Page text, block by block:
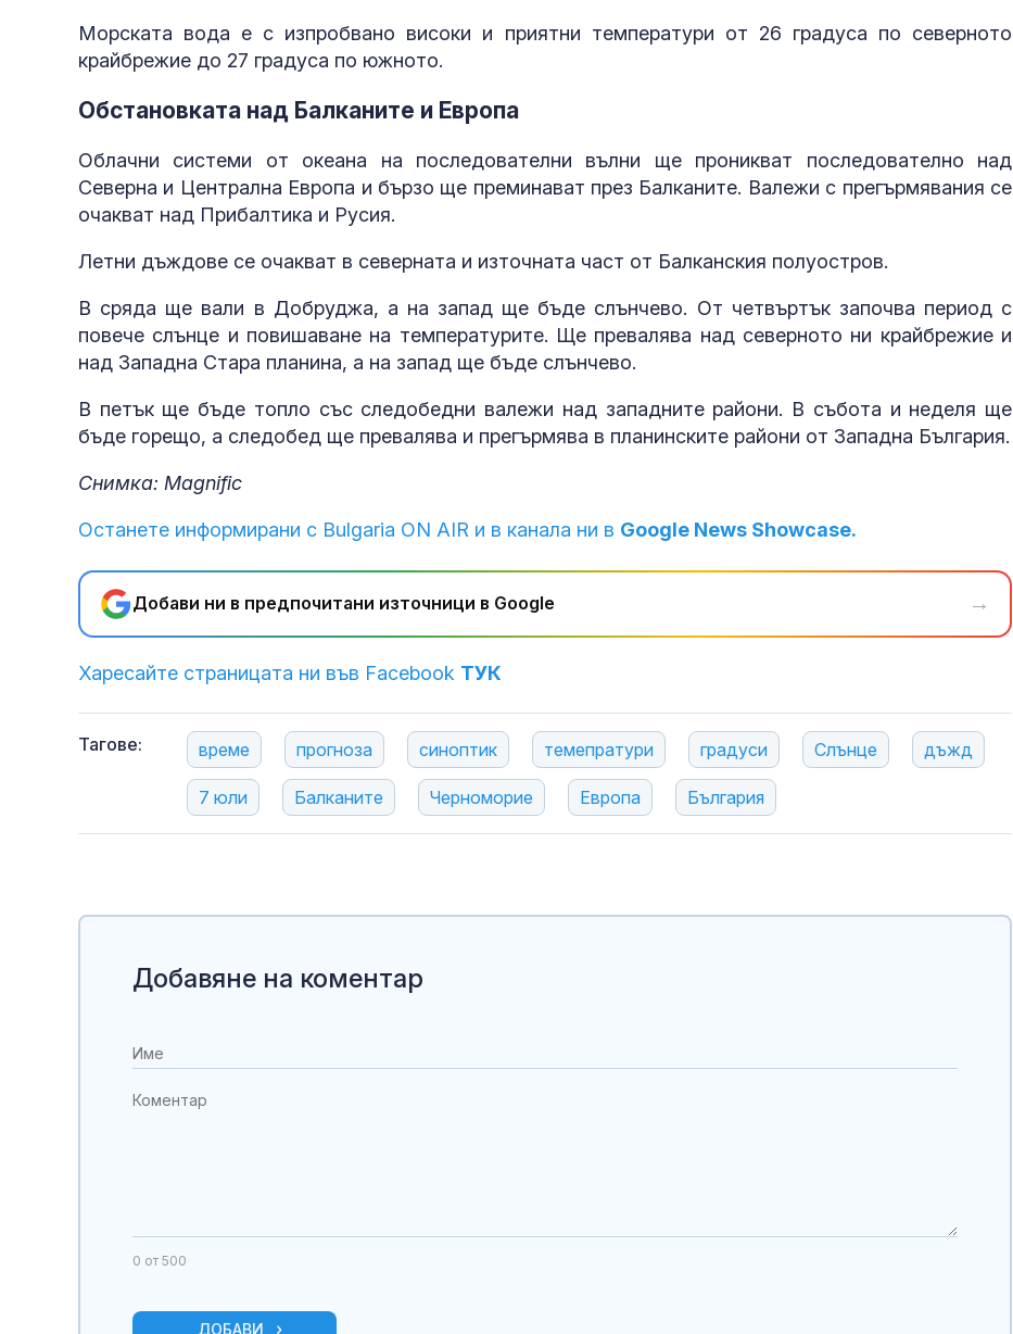
Морската вода е с изпробвано високи и приятни температури от 26 градуса по северното
крайбрежие до 27 градуса по южното.
Обстановката над Балканите и Европа
Облачни системи от океана на последователни вълни ще проникват последователно над
Северна и Централна Европа и бързо ще преминават през Балканите. Валежи с прегърмявания се
очакват над Прибалтика и Русия.
Летни дъждове се очакват в северната и източната част от Балканския полуостров.
В сряда ще вали в Добруджа, а на запад ще бъде слънчево. От четвъртък започва период с
повече слънце и повишаване на температурите. Ще превалява над северното ни крайбрежие и
над Западна Стара планина, а на запад ще бъде слънчево.
В петък ще бъде топло със следобедни валежи над западните райони. В събота и неделя ще
бъде горещо, а следобед ще превалява и прегърмява в планинските райони от Западна България.
Снимка: Magnific
Останете информирани с Bulgaria ON AIR и в канала ни в Google News Showcase.
Добави ни в предпочитани източници в Google →
Харесайте страницата ни във Facebook ТУК
Тагове: време прогноза синоптик темепратури градуси Слънце дъжд
7 юли Балканите Черноморие Европа България
Ретроградният Хирон
ЕКИП: Българите са
Добавяне на коментар
0 от 500
ДОБАВИ